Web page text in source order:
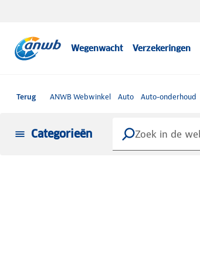
Wegenwacht Verzekeringen
Terug ANWB Webwinkel Auto Auto-onderhoud
Categorieën